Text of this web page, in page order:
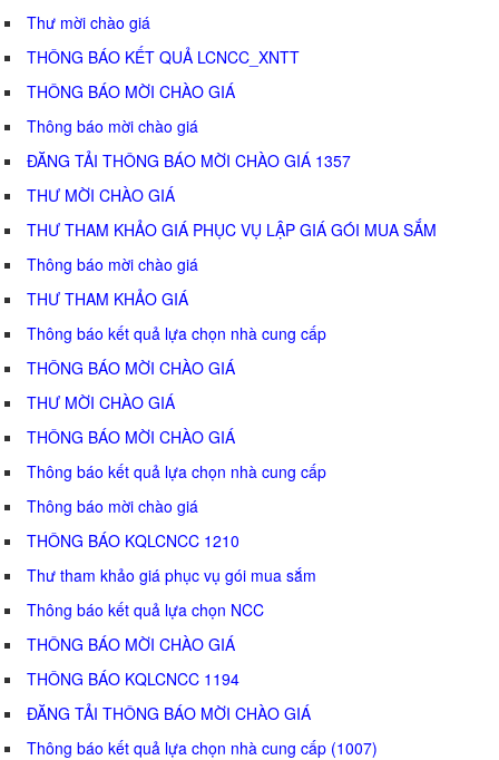
Thư mời chào giá
THÔNG BÁO KẾT QUẢ LCNCC_XNTT
THÔNG BÁO MỜI CHÀO GIÁ
Thông báo mời chào giá
ĐĂNG TẢI THÔNG BÁO MỜI CHÀO GIÁ 1357
THƯ MỜI CHÀO GIÁ
THƯ THAM KHẢO GIÁ PHỤC VỤ LẬP GIÁ GÓI MUA SẮM
Thông báo mời chào giá
THƯ THAM KHẢO GIÁ
Thông báo kết quả lựa chọn nhà cung cấp
THÔNG BÁO MỜI CHÀO GIÁ
THƯ MỜI CHÀO GIÁ
THÔNG BÁO MỜI CHÀO GIÁ
Thông báo kết quả lựa chọn nhà cung cấp
Thông báo mời chào giá
THÔNG BÁO KQLCNCC 1210
Thư tham khảo giá phục vụ gói mua sắm
Thông báo kết quả lựa chọn NCC
THÔNG BÁO MỜI CHÀO GIÁ
THÔNG BÁO KQLCNCC 1194
ĐĂNG TẢI THÔNG BÁO MỜI CHÀO GIÁ
Thông báo kết quả lựa chọn nhà cung cấp (1007)